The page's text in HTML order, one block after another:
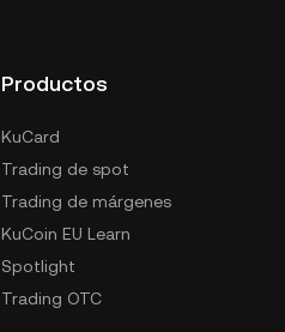
Productos
KuCard
Trading de spot
Trading de márgenes
KuCoin EU Learn
Spotlight
Trading OTC